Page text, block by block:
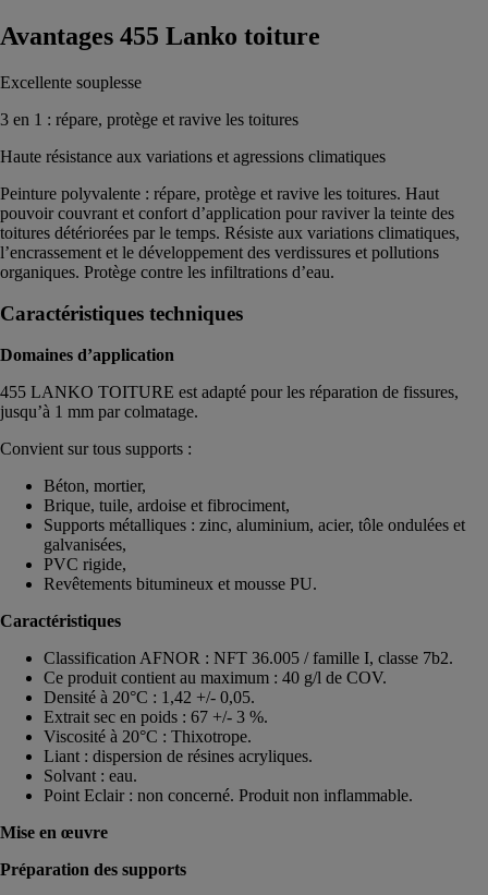
Avantages 455 Lanko toiture
Excellente souplesse
3 en 1 : répare, protège et ravive les toitures
Haute résistance aux variations et agressions climatiques
Peinture polyvalente : répare, protège et ravive les toitures. Haut
pouvoir couvrant et confort d’application pour raviver la teinte des
toitures détériorées par le temps. Résiste aux variations climatiques,
l’encrassement et le développement des verdissures et pollutions
organiques. Protège contre les infiltrations d’eau.
Caractéristiques techniques
Domaines d’application
455 LANKO TOITURE est adapté pour les réparation de fissures,
jusqu’à 1 mm par colmatage.
Convient sur tous supports :
Béton, mortier,
Brique, tuile, ardoise et fibrociment,
Supports métalliques : zinc, aluminium, acier, tôle ondulées et
galvanisées,
PVC rigide,
Revêtements bitumineux et mousse PU.
Caractéristiques
Classification AFNOR : NFT 36.005 / famille I, classe 7b2.
Ce produit contient au maximum : 40 g/l de COV.
Densité à 20°C : 1,42 +/- 0,05.
Extrait sec en poids : 67 +/- 3 %.
Viscosité à 20°C : Thixotrope.
Liant : dispersion de résines acryliques.
Solvant : eau.
Point Eclair : non concerné. Produit non inflammable.
Mise en œuvre
Préparation des supports